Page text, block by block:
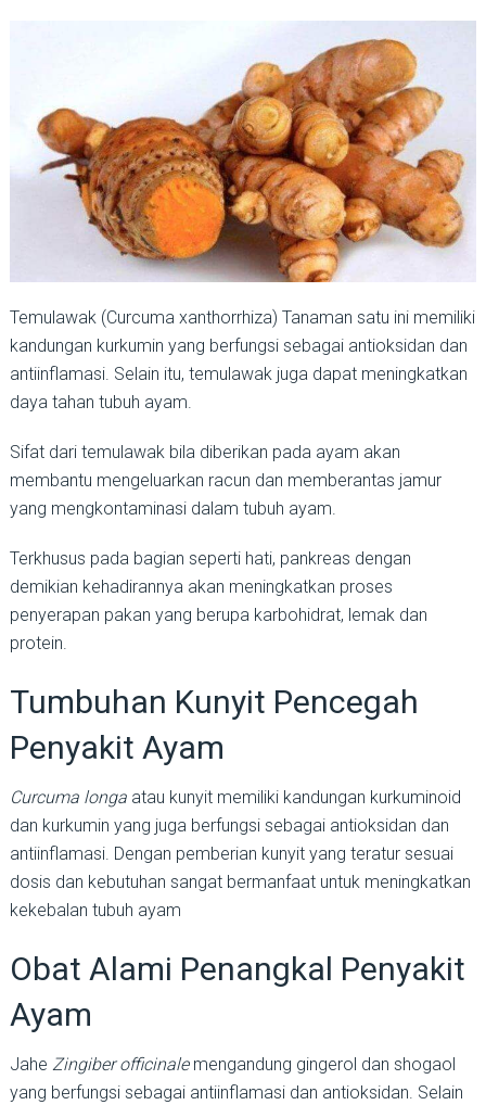
Temulawak (Curcuma xanthorrhiza) Tanaman satu ini memiliki
kandungan kurkumin yang berfungsi sebagai antioksidan dan
antiinflamasi. Selain itu, temulawak juga dapat meningkatkan
daya tahan tubuh ayam.
Sifat dari temulawak bila diberikan pada ayam akan
membantu mengeluarkan racun dan memberantas jamur
yang mengkontaminasi dalam tubuh ayam.
Terkhusus pada bagian seperti hati, pankreas dengan
demikian kehadirannya akan meningkatkan proses
penyerapan pakan yang berupa karbohidrat, lemak dan
protein.
Tumbuhan Kunyit Pencegah
Penyakit Ayam
Curcuma longa atau kunyit memiliki kandungan kurkuminoid
dan kurkumin yang juga berfungsi sebagai antioksidan dan
antiinflamasi. Dengan pemberian kunyit yang teratur sesuai
dosis dan kebutuhan sangat bermanfaat untuk meningkatkan
kekebalan tubuh ayam
Obat Alami Penangkal Penyakit
Ayam
Jahe Zingiber officinalemengandung gingerol dan shogaol
yang berfungsi sebagai antiinflamasi dan antioksidan. Selain